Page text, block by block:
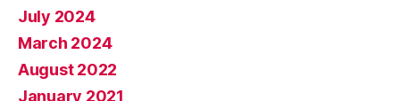
July 2024
March 2024
August 2022
January 2021